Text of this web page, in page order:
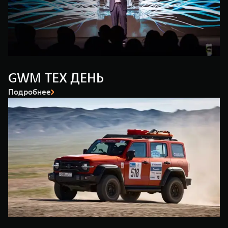
WEY 80
Масштаб возможностей
от 6 449 000 ₽
WEY 80 Лаундж
Масштаб возможностей
от 8 099 000 ₽
GWM ТЕХ ДЕНЬ
Подробнее